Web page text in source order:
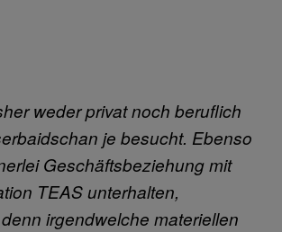
weder privat noch beruflich
je besucht. Ebenso
Geschäftsbeziehung mit
TEAS unterhalten,
irgendwelche materiellen